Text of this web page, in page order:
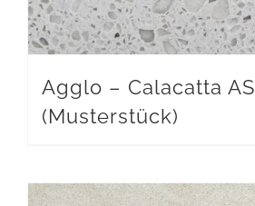
Agglo – Calacatta AS
(Musterstück)